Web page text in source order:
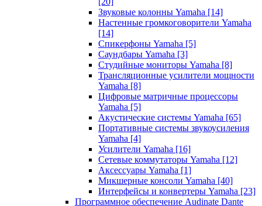
Звуковые колонны Yamaha [14]
Настенные громкоговорители Yamaha
[14]
Спикерфоны Yamaha [5]
Саундбары Yamaha [3]
Студийные мониторы Yamaha [8]
Трансляционные усилители мощности
Yamaha [8]
Цифровые матричные процессоры
Yamaha [5]
Акустические системы Yamaha [65]
Портативные системы звукоусиления
Yamaha [4]
Усилители Yamaha [16]
Сетевые коммутаторы Yamaha [12]
Аксессуары Yamaha [1]
Микшерные консоли Yamaha [40]
Интерфейсы и конвертеры Yamaha [23]
Программное обеспечение Audinate Dante